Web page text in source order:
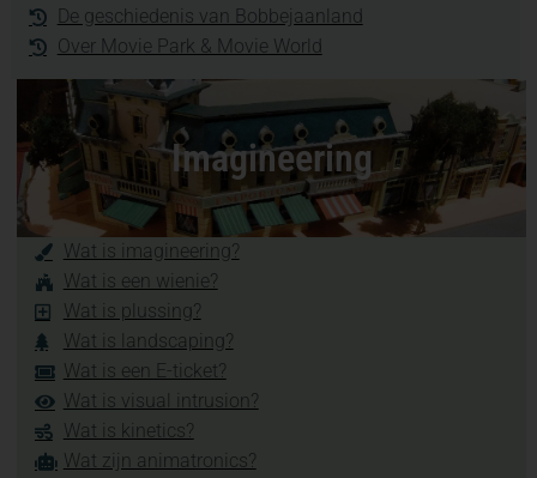
De geschiedenis van Bobbejaanland
Over Movie Park & Movie World
Imagineering
Wat is imagineering?
Wat is een wienie?
Wat is plussing?
Wat is landscaping?
Wat is een E-ticket?
Wat is visual intrusion?
Wat is kinetics?
Wat zijn animatronics?